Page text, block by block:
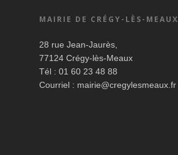
MAIRIE DE CRÉGY-LÈS-MEAUX
28 rue Jean-Jaurès,
77124 Crégy-lès-Meaux
Tél : 01 60 23 48 88
Courriel : mairie@cregylesmeaux.fr